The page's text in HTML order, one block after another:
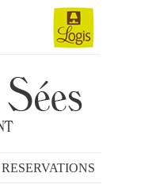
RESERVATIONS